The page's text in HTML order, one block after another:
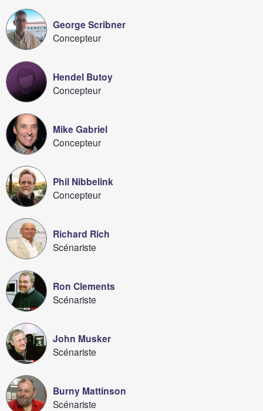
George Scribner
Concepteur
Hendel Butoy
Concepteur
Mike Gabriel
Concepteur
Phil Nibbelink
Concepteur
Richard Rich
Scénariste
Ron Clements
Scénariste
John Musker
Scénariste
Burny Mattinson
Scénariste